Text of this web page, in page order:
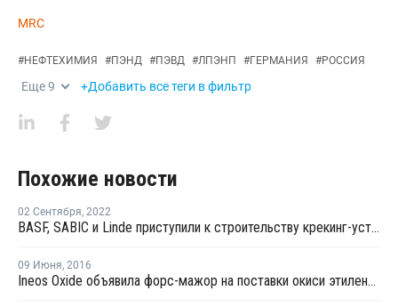
MRC
#НЕФТЕХИМИЯ #ПЭНД #ПЭВД #ЛПЭНП #ГЕРМАНИЯ #РОССИЯ
Еще9 +Добавить все теги в фильтр
Похожие новости
02 Сентября, 2022
BASF, SABIC и Linde приступили к строительству крекинг-установки парового крекинга с использованием электрических печей
09 Июня, 2016
Ineos Oxide объявила форс-мажор на поставки окиси этилена во французской Лавере